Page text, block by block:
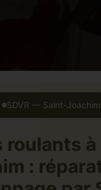
SDVR — Saint-Joachim
roulants
: